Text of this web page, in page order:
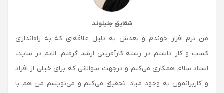
شقایق جلیلوند
من نرم افزار خوندم و بعدش به دلیل علاقه‌ای که به راه‌اندازی
کسب و کار داشتم در رشته کارآفرینی ارشد گرفتم. الانم در سایت
استاد سلام همکاری می‌کنم و درجهت سوالاتی که برای خیلی از افراد
و کاربرانمون به وجود میاد، تحقیق می‌کنم و می‌نویسم من هم با